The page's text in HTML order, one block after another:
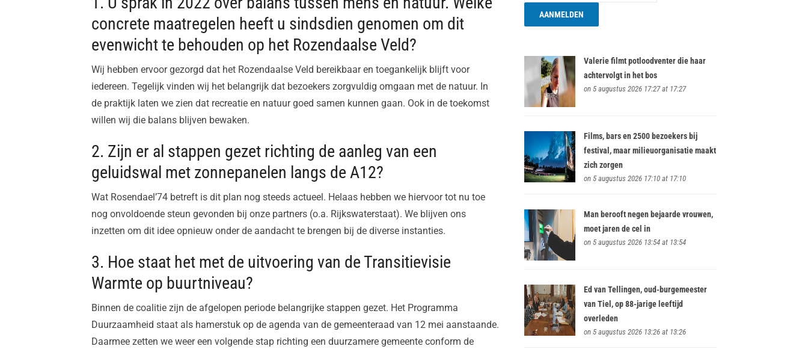
concrete maatregelen heeft u sindsdien genomen om dit
evenwicht te behouden op het Rozendaalse Veld?
Wij hebben ervoor gezorgd dat het Rozendaalse Veld bereikbaar en toegankelijk blijft voor
iedereen. Tegelijk vinden wij het belangrijk dat bezoekers zorgvuldig omgaan met de natuur. In
de praktijk laten we zien dat recreatie en natuur goed samen kunnen gaan. Ook in de toekomst
willen wij die balans blijven bewaken.
2. Zijn er al stappen gezet richting de aanleg van een
geluidswal met zonnepanelen langs de A12?
Wat Rosendael’74 betreft is dit plan nog steeds actueel. Helaas hebben we hiervoor tot nu toe
nog onvoldoende steun gevonden bij onze partners (o.a. Rijkswaterstaat). We blijven ons
inzetten om dit idee opnieuw onder de aandacht te brengen bij de diverse instanties.
3. Hoe staat het met de uitvoering van de Transitievisie
Warmte op buurtniveau?
Binnen de coalitie zijn de afgelopen periode belangrijke stappen gezet. Het Programma
Duurzaamheid staat als hamerstuk op de agenda van de gemeenteraad van 12 mei aanstaande.
Daarmee zetten we weer een volgende stap richting een duurzamere gemeente conform de
Valerie filmt potloodventer die haar
achtervolgt in het bos
on 5 augustus 2026 17:27 at 17:27
Films, bars en 2500 bezoekers bij
festival, maar milieuorganisatie maakt
zich zorgen
on 5 augustus 2026 17:10 at 17:10
Man berooft negen bejaarde vrouwen,
moet jaren de cel in
on 5 augustus 2026 13:54 at 13:54
Ed van Tellingen, oud-burgemeester
van Tiel, op 88-jarige leeftijd
overleden
on 5 augustus 2026 13:26 at 13:26